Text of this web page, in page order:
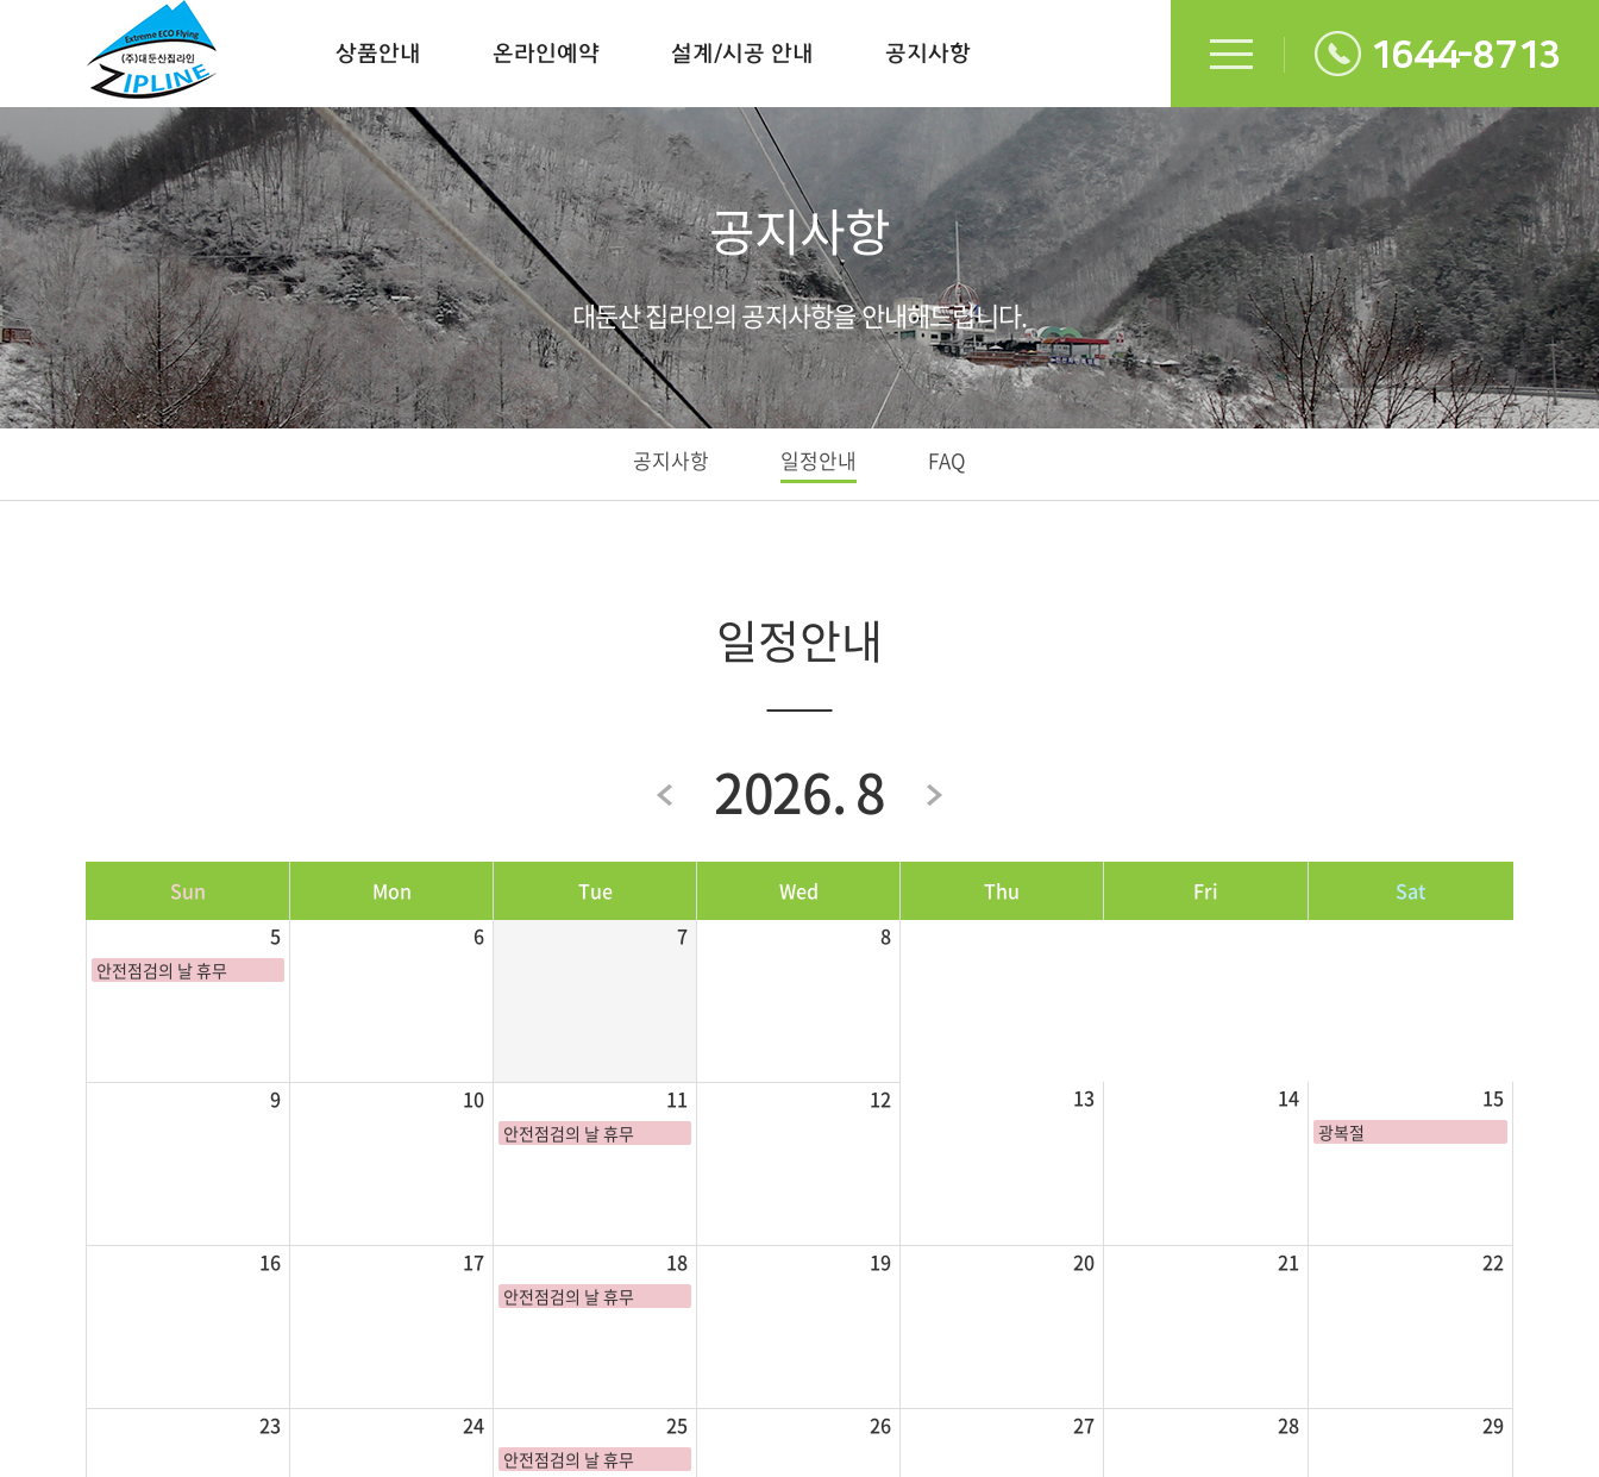
상품안내 온라인예약 설계/시공 안내 공지사항 1644-8713
공지사항
대둔산 집라인의 공지사항을 안내해드립니다.
공지사항 일정안내 FAQ
일정안내
2026. 8
Sun Mon Tue Wed Thu Fri
Sat
5
안전점검의 날 휴무
6 7 8
9 10 11
안전점검의 날 휴무
12 13 14 15
광복절
16 17 18
안전점검의 날 휴무
19 20 21 22
23 24 25
안전점검의 날 휴무
26 27 28 29